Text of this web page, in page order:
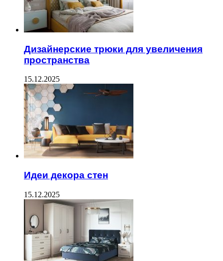
Дизайнерские трюки для увеличения
пространства
15.12.2025
Идеи декора стен
15.12.2025